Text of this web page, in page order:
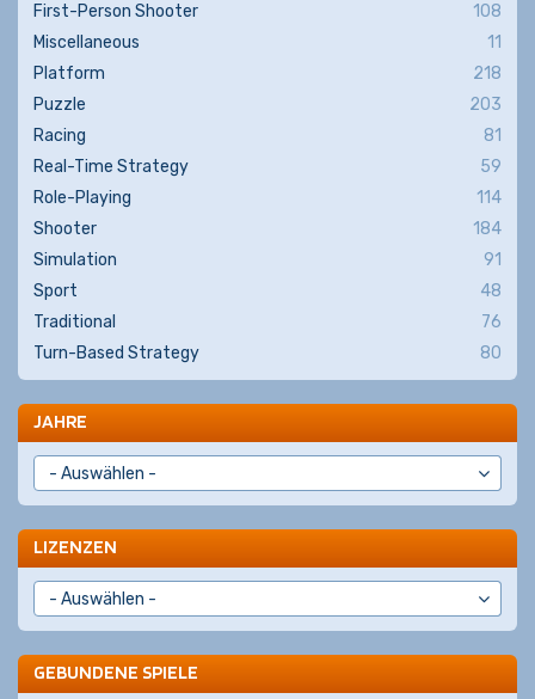
First-Person Shooter
108
Miscellaneous
11
Platform
218
Puzzle
203
Racing
81
Real-Time Strategy
59
Role-Playing
114
Shooter
184
Simulation
91
Sport
48
Traditional
76
Turn-Based Strategy
80
JAHRE
LIZENZEN
GEBUNDENE SPIELE